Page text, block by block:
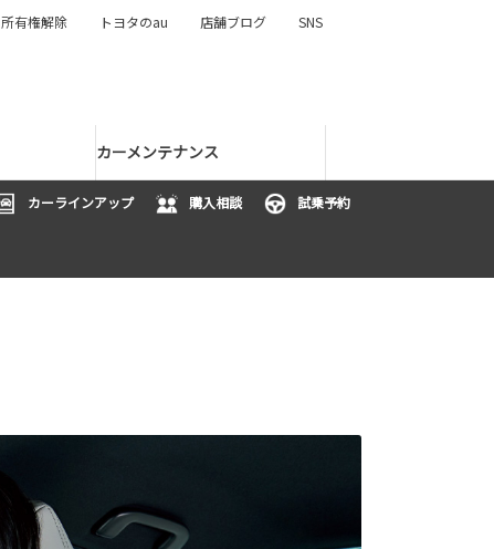
カーメンテナンス
所有権解除 トヨタのau 店舗ブログ SNS
カーラインアップ 購入相談 試乗予約